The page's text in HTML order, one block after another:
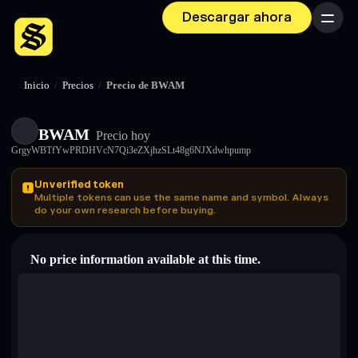
Descargar ahora Menú
Inicio / Precios / Precio de BWAM
BWAM Precio hoy
GrgyWBTfYwPRDHVcN7Qi3eZXjhzSLt48g6NJXdwhpump
Unverified token
Multiple tokens can use the same name and symbol. Always
do your own research before buying.
No price information available at this time.